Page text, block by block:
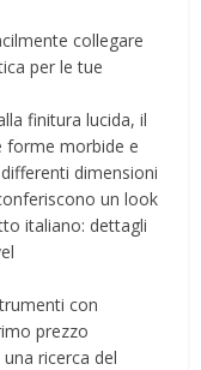
collegare
per le tue
finitura lucida, il
forme morbide e
dimensioni
un look
italiano: dettagli
con
prezzo
ricerca del